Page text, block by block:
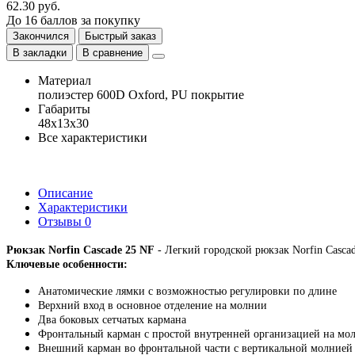
62.30 руб.
До 16 баллов за покупку
Закончился
Быстрый заказ
В закладки
В сравнение
Материал
полиэстер 600D Oxford, PU покрытие
Габариты
48х13х30
Все характеристики
Описание
Характеристики
Отзывы 0
Рюкзак Norfin Cascade 25 NF - Легкий городской рюкзак Norfin
Ключевые особенности:
Анатомические лямки с возможностью регулировки по длине
Верхний вход в основное отделение на молнии
Два боковых сетчатых кармана
Фронтальный карман с простой внутренней организацией на
Внешний карман во фронтальной части с вертикальной молнией